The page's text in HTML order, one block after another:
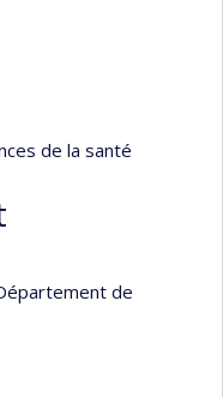
de la santé
de